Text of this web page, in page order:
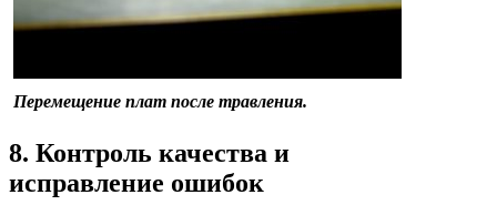
Перемещение плат после травления.
8. Контроль качества и
исправление ошибок